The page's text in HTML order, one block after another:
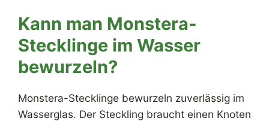
Kann man Monstera-
Stecklinge im Wasser
bewurzeln?
Monstera-Stecklinge bewurzeln zuverlässig im
Wasserglas. Der Steckling braucht einen Knoten